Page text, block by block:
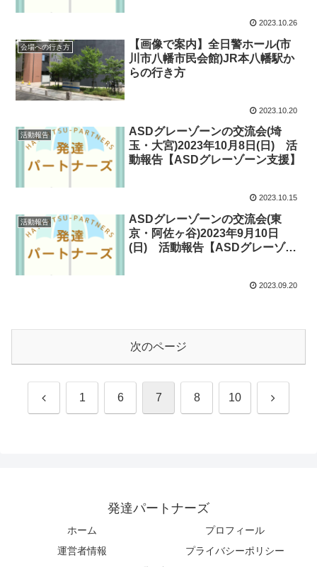
2023.10.26
会場への行き方
【画像で案内】全日警ホール(市
川市八幡市民会館)JR本八幡駅か
らの行き方
2023.10.20
活動報告
ASDグレーゾーンの交流会(埼
玉・大宮)2023年10月8日(日) 活
動報告【ASDグレーゾーン支援】
2023.10.15
活動報告
ASDグレーゾーンの交流会(東
京・阿佐ヶ谷)2023年9月10日
(日) 活動報告【ASDグレーゾー
2023.09.20
次のページ
前 1 6 7 8 10 次
発達パートナーズ
ホーム
プロフィール
運営者情報
プライバシーポリシー